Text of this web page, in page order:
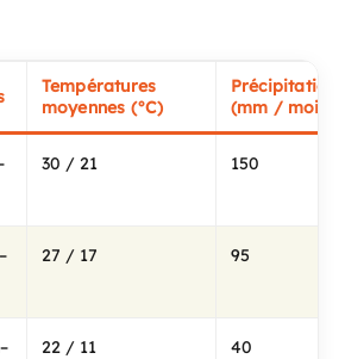
Températures
moyennes (°C)
Précipitations
(mm / mois)
30 / 21 150
27 / 17 95
22 / 11 40